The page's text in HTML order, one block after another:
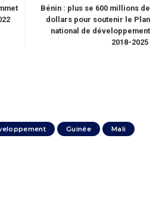
Bénin : plus se 600 millions de
dollars pour soutenir le Plan
national de développement
2018-2025
Guinée Mali